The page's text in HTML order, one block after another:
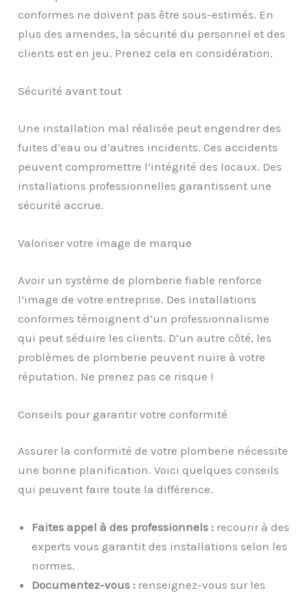
conformes ne doivent pas être sous-estimés. En
plus des amendes, la sécurité du personnel et des
clients est en jeu. Prenez cela en considération.
Sécurité avant tout
Une installation mal réalisée peut engendrer des
fuites d’eau ou d’autres incidents. Ces accidents
peuvent compromettre l’intégrité des locaux. Des
installations professionnelles garantissent une
sécurité accrue.
Valoriser votre image de marque
Avoir un système de plomberie fiable renforce
l’image de votre entreprise. Des installations
conformes témoignent d’un professionnalisme
qui peut séduire les clients. D’un autre côté, les
problèmes de plomberie peuvent nuire à votre
réputation. Ne prenez pas ce risque !
Conseils pour garantir votre conformité
Assurer la conformité de votre plomberie nécessite
une bonne planification. Voici quelques conseils
qui peuvent faire toute la différence.
Faites appel à des professionnels : recourir à des
experts vous garantit des installations selon les
normes.
Documentez-vous : renseignez-vous sur les